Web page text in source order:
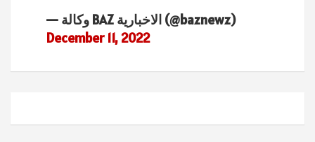
— وكالة BAZ الاخبارية (@baznewz)
December 11, 2022